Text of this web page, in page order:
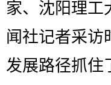
家、沈阳理工
闻社记者采访
发展路径抓住